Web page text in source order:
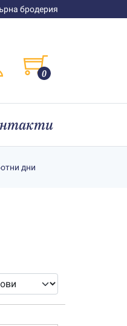
бродерия
0
дни